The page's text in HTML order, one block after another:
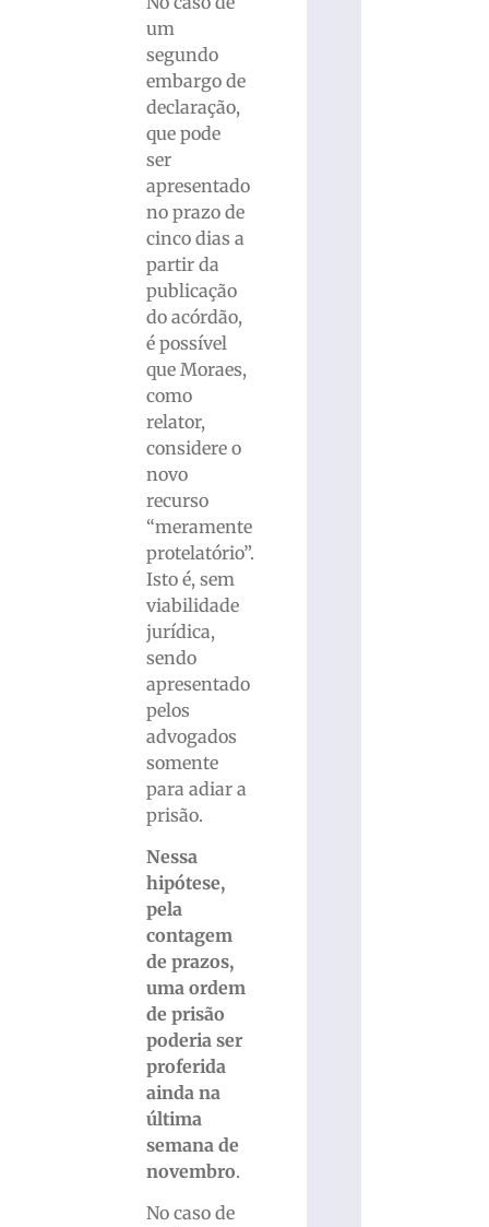
um
segundo
embargo de
declaração,
que pode
ser
apresentado
no prazo de
cinco dias a
partir da
publicação
do acórdão,
é possível
que Moraes,
como
relator,
considere o
novo
recurso
“meramente
protelatório”.
Isto é, sem
viabilidade
jurídica,
sendo
apresentado
pelos
advogados
somente
para adiar a
prisão.
Nessa
hipótese,
pela
contagem
de prazos,
uma ordem
de prisão
poderia ser
proferida
ainda na
última
semana de
novembro.
No caso de